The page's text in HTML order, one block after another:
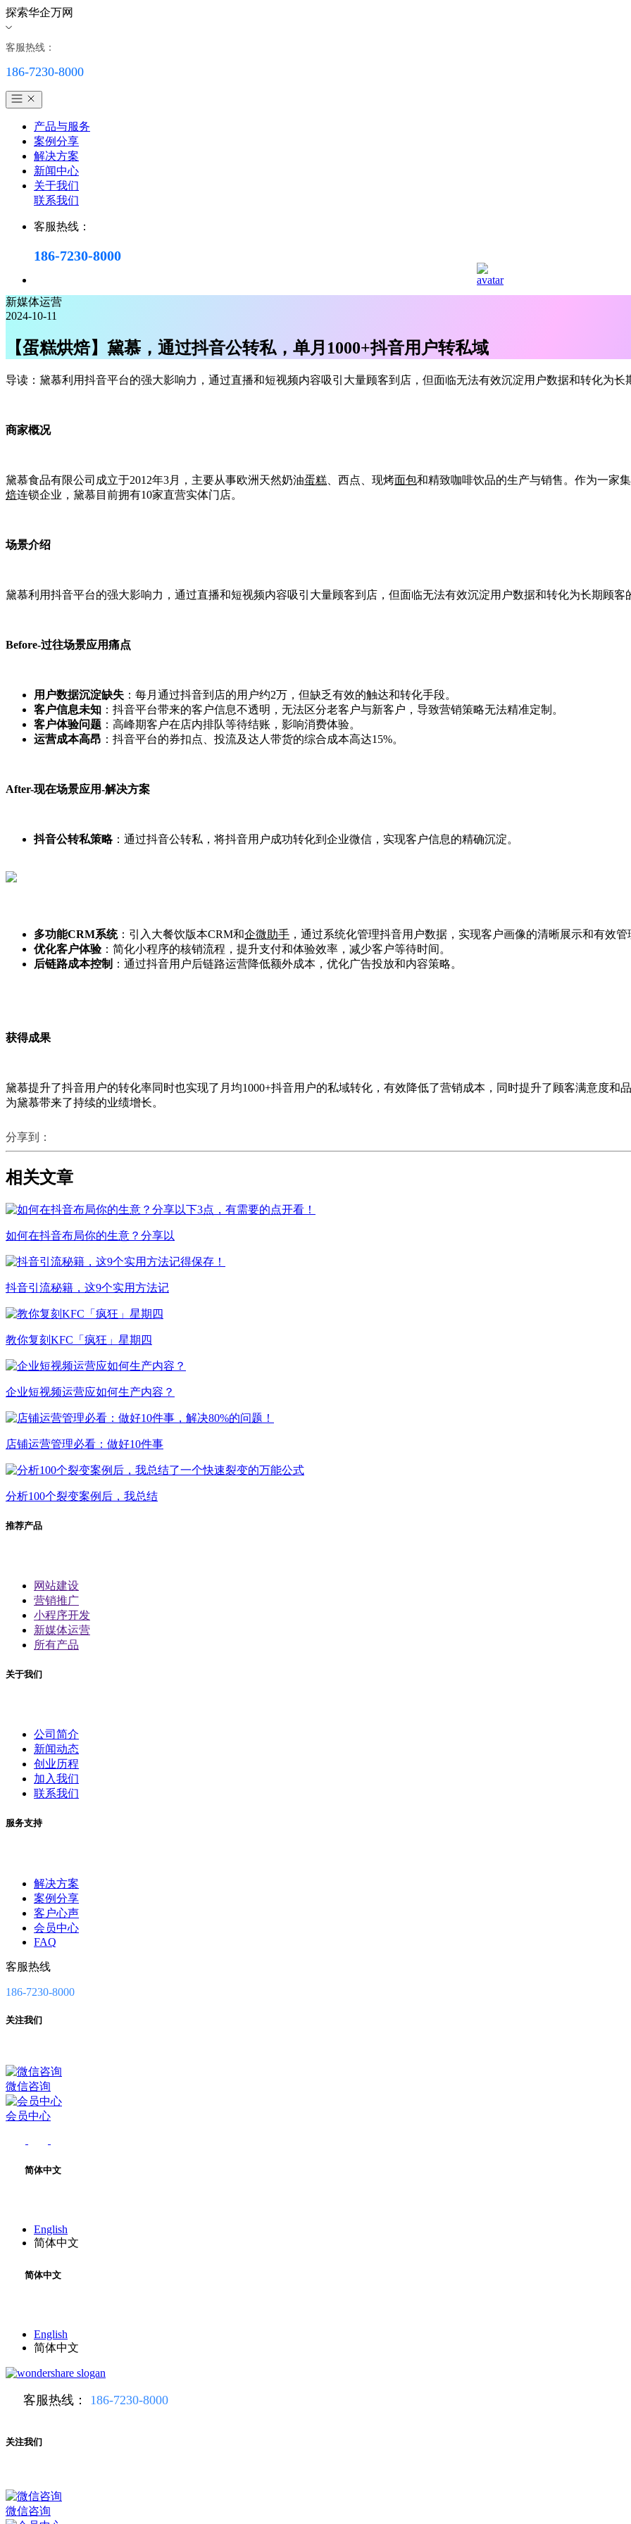
探索华企万网
客服热线：
186-7230-8000
产品与服务
案例分享
解决方案
新闻中心
关于我们
联系我们
客服热线：
186-7230-8000
新媒体运营
2024-10-11
【蛋糕烘焙】黛慕，通过抖音公转私，单月1000+抖音用户转私域
导读：黛慕利用抖音平台的强大影响力，通过直播和短视频内容吸引大量顾客到店，但面临无法有效沉淀用户数据和转化为长
商家概况
黛慕食品有限公司成立于2012年3月，主要从事欧洲天然奶油蛋糕 、西点、现烤面包和精致咖啡饮品的生产与销售。作为一家
焙连锁企业，黛慕目前拥有10家直营实体门店。
场景介绍
黛慕利用抖音平台的强大影响力，通过直播和短视频内容吸引大量顾客到店，但面临无法有效沉淀用户数据和转化为长期顾客
Before-过往场景应用痛点
用户数据沉淀缺失 ：每月通过抖音到店的用户约2万，但缺乏有效的触达和转化手段。
客户信息未知 ：抖音平台带来的客户信息不透明，无法区分老客户与新客户，导致营销策略无法精准定制。
客户体验问题 ：高峰期客户在店内排队等待结账，影响消费体验。
运营成本高昂 ：抖音平台的券扣点、投流及达人带货的综合成本高达15%。
After-现在场景应用-解决方案
抖音公转私策略：通过抖音公转私，将抖音用户成功转化到企业微信，实现客户信息的精确沉淀。
多功能CRM系统：引入大餐饮版本CRM和企微助手 ，通过系统化管理抖音用户数据，实现客户画像的清晰展示和有效管
优化客户体验：简化小程序的核销流程，提升支付和体验效率，减少客户等待时间。
后链路成本控制 ：通过抖音用户后链路运营降低额外成本，优化广告投放和内容策略。
获得成果
黛慕提升了抖音用户的转化率同时也实现了月均1000+抖音用户的私域转化，有效降低了营销成本，同时提升了顾客满意度和
为黛慕带来了持续的业绩增长。
分享到：
相关文章
如何在抖音布局你的生意？分享以
抖音引流秘籍，这9个实用方法记
教你复刻KFC「疯狂」星期四
企业短视频运营应如何生产内容？
店铺运营管理必看：做好10件事
分析100个裂变案例后，我总结
推荐产品
网站建设
营销推广
小程序开发
新媒体运营
所有产品
关于我们
公司简介
新闻动态
创业历程
加入我们
联系我们
服务支持
解决方案
案例分享
客户心声
会员中心
FAQ
客服热线
186-7230-8000
关注我们
微信咨询
会员中心
简体中文
English
简体中文
简体中文
English
简体中文
客服热线： 186-7230-8000
关注我们
微信咨询